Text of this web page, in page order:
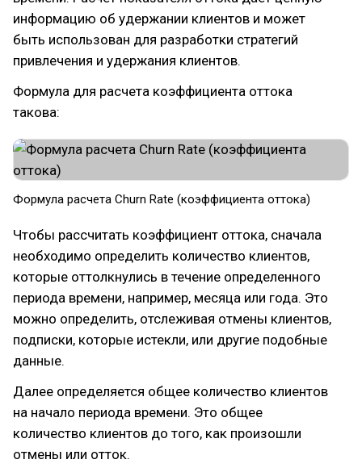
информацию об удержании клиентов и может
быть использован для разработки стратегий
привлечения и удержания клиентов.
Формула для расчета коэффициента оттока
такова:
Формула расчета Churn Rate (коэффициента оттока)
Чтобы рассчитать коэффициент оттока, сначала
необходимо определить количество клиентов,
которые оттолкнулись в течение определенного
периода времени, например, месяца или года. Это
можно определить, отслеживая отмены клиентов,
подписки, которые истекли, или другие подобные
данные.
Далее определяется общее количество клиентов
на начало периода времени. Это общее
количество клиентов до того, как произошли
отмены или отток.